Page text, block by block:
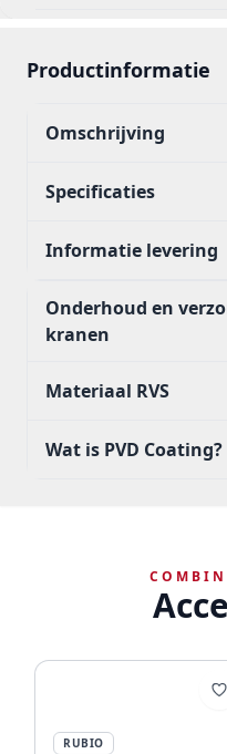
Productinformatie
Omschrijving
Specificaties
Informatie levering
Onderhoud en
kranen
Materiaal RVS
Wat is PVD Coating?
RUBIO